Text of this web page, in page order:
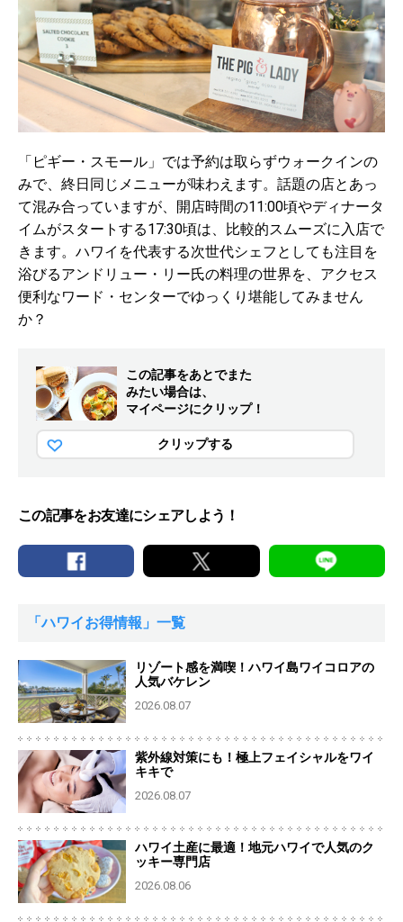
「ピギー・スモール」では予約は取らずウォークインの
みで、終日同じメニューが味わえます。話題の店とあっ
て混み合っていますが、開店時間の11:00頃やディナータ
イムがスタートする17:30頃は、比較的スムーズに入店で
きます。ハワイを代表する次世代シェフとしても注目を
浴びるアンドリュー・リー氏の料理の世界を、アクセス
便利なワード・センターでゆっくり堪能してみません
か？
この記事をあとでまた
みたい場合は、
マイページにクリップ！
クリップする
この記事をお友達にシェアしよう！
「ハワイお得情報」一覧
リゾート感を満喫！ハワイ島ワイコロアの
人気バケレン
2026.08.07
紫外線対策にも！極上フェイシャルをワイ
キキで
2026.08.07
ハワイ土産に最適！地元ハワイで人気のク
ッキー専門店
2026.08.06